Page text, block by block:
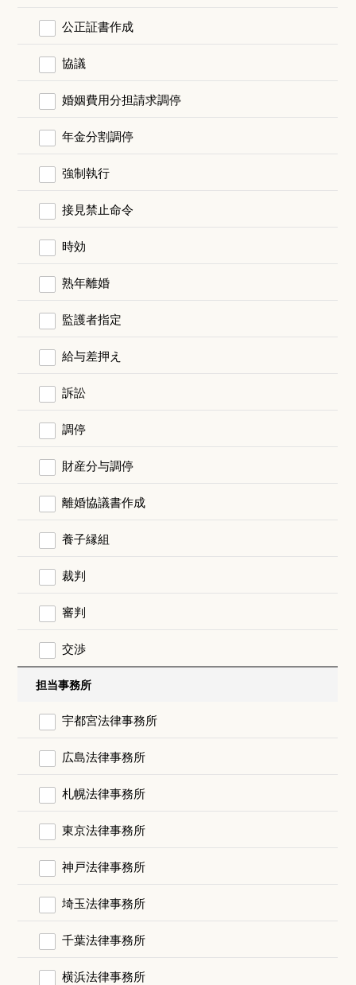
公正証書作成
協議
婚姻費用分担請求調停
年金分割調停
強制執行
接見禁止命令
時効
熟年離婚
監護者指定
給与差押え
訴訟
調停
財産分与調停
離婚協議書作成
養子縁組
裁判
審判
交渉
担当事務所
宇都宮法律事務所
広島法律事務所
札幌法律事務所
東京法律事務所
神戸法律事務所
埼玉法律事務所
千葉法律事務所
横浜法律事務所